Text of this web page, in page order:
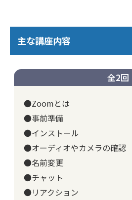
主な講座内容
全2回
●Zoomとは
●事前準備
●インストール
●オーディオやカメラの確認
●名前変更
●チャット
●リアクション